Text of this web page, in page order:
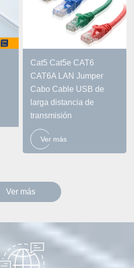
Cat5 Cat5e CAT6
CAT6A LAN Jumper
Cabo Cable USB de
larga distancia de
transmisión
Ver más
Ver más